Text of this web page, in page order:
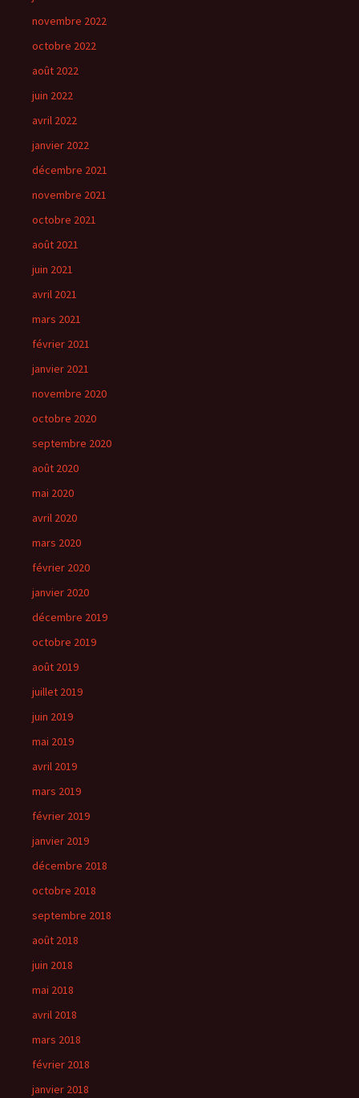
novembre 2022
octobre 2022
août 2022
juin 2022
avril 2022
janvier 2022
décembre 2021
novembre 2021
octobre 2021
août 2021
juin 2021
avril 2021
mars 2021
février 2021
janvier 2021
novembre 2020
octobre 2020
septembre 2020
août 2020
mai 2020
avril 2020
mars 2020
février 2020
janvier 2020
décembre 2019
octobre 2019
août 2019
juillet 2019
juin 2019
mai 2019
avril 2019
mars 2019
février 2019
janvier 2019
décembre 2018
octobre 2018
septembre 2018
août 2018
juin 2018
mai 2018
avril 2018
mars 2018
février 2018
janvier 2018